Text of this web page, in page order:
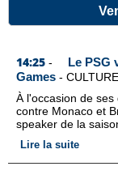
14:25 -
Le PSG
Games -
À l'occasion de
contre Monaco et
speaker de la
Lire la suite